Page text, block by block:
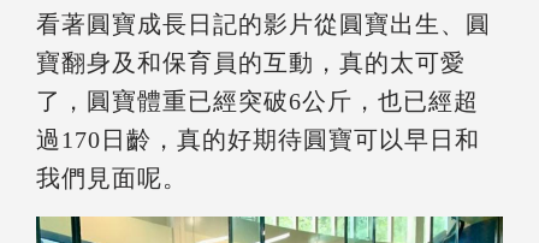
看著圓寶成長日記的影片從圓寶出生、圓
寶翻身及和保育員的互動，真的太可愛
了，圓寶體重已經突破6公斤，也已經超
過170日齡，真的好期待圓寶可以早日和
我們見面呢。